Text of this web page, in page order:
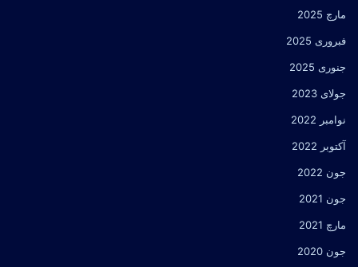
مارچ 2025
فبروری 2025
جنوری 2025
جولای 2023
نوامبر 2022
آکتوبر 2022
جون 2022
جون 2021
مارچ 2021
جون 2020